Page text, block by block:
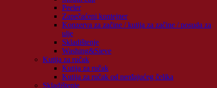
Peeler
Zapečaćeni kontejner
Konzerva za začine / kutija za začine / posuda za
ulje
Skladištenje
Washing&Sieve
Kutija za ručak
Kutija za ručak
Kutija za ručak od nerđajućeg čelika
Skladištenje